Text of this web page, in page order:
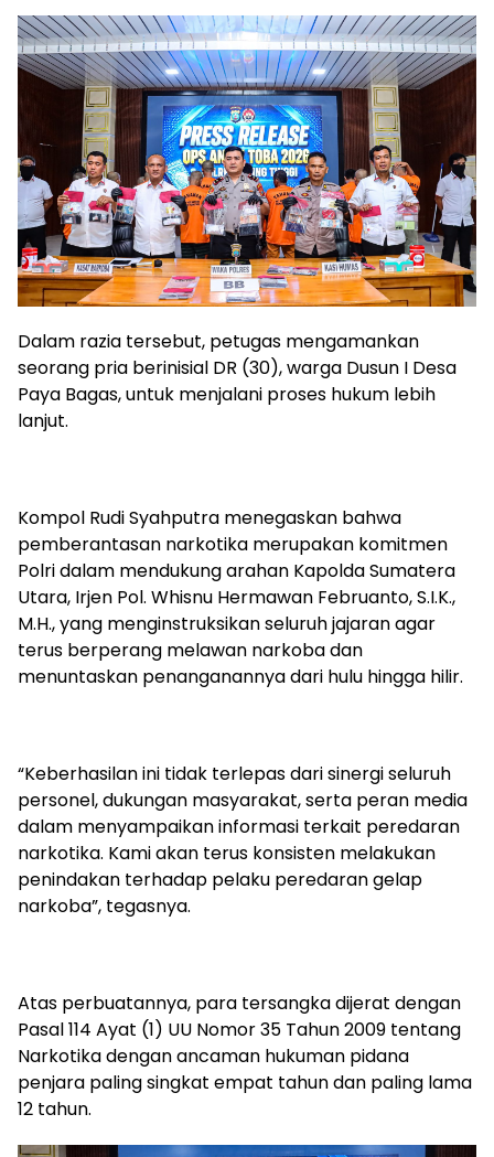
Dalam razia tersebut, petugas mengamankan
seorang pria berinisial DR (30), warga Dusun I Desa
Paya Bagas, untuk menjalani proses hukum lebih
lanjut.
Kompol Rudi Syahputra menegaskan bahwa
pemberantasan narkotika merupakan komitmen
Polri dalam mendukung arahan Kapolda Sumatera
Utara, Irjen Pol. Whisnu Hermawan Februanto, S.I.K.,
M.H., yang menginstruksikan seluruh jajaran agar
terus berperang melawan narkoba dan
menuntaskan penanganannya dari hulu hingga hilir.
“Keberhasilan ini tidak terlepas dari sinergi seluruh
personel, dukungan masyarakat, serta peran media
dalam menyampaikan informasi terkait peredaran
narkotika. Kami akan terus konsisten melakukan
penindakan terhadap pelaku peredaran gelap
narkoba”, tegasnya.
Atas perbuatannya, para tersangka dijerat dengan
Pasal 114 Ayat (1) UU Nomor 35 Tahun 2009 tentang
Narkotika dengan ancaman hukuman pidana
penjara paling singkat empat tahun dan paling lama
12 tahun.